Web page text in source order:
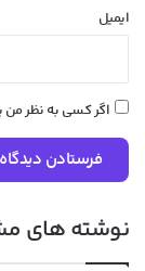
ایمیل
اگر کسی به نظر من
نوشته های